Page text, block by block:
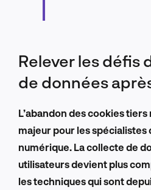
Relever les défis
de données
L’abandon des cookies
majeur pour les spécialistes
numérique. La collecte de
utilisateurs devient plus
les techniques qui sont